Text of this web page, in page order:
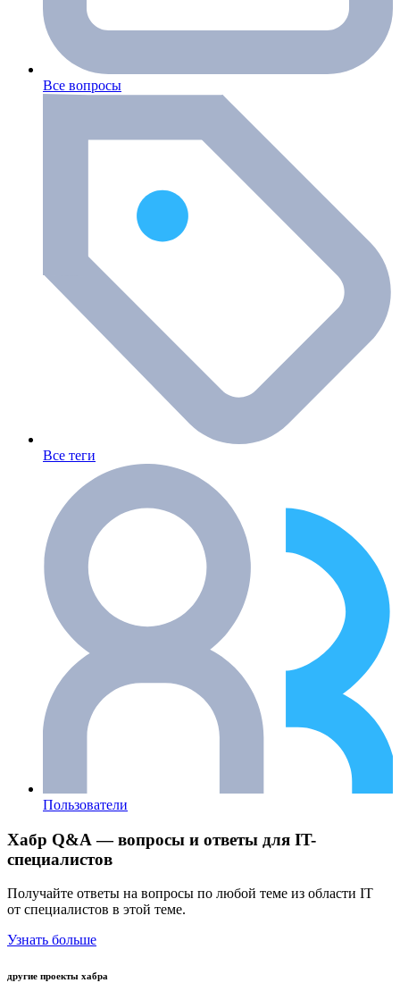
Все вопросы
Все теги
Пользователи
Хабр Q&A — вопросы и ответы для IT-
специалистов
Получайте ответы на вопросы по любой теме из области IT
от специалистов в этой теме.
Узнать больше
другие проекты хабра